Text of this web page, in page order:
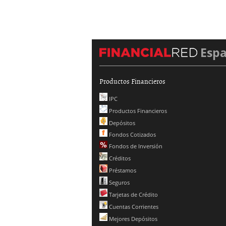
Productos Financieros
IPC
Productos Financieros
Depósitos
Fondos Cotizados
Fondos de Inversión
Créditos
Préstamos
Seguros
Tarjetas de Crédito
Cuentas Corrientes
Mejores Depósitos